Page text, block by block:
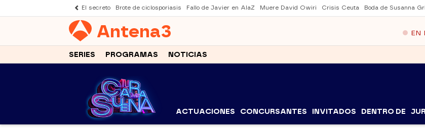
El secreto Brote de ciclosporiasis Fallo de Javier en AlaZ Muere David Owiri Crisis Ceuta Boda de Susanna
Antena3 EN
SERIES PROGRAMAS NOTICIAS
ACTUACIONES CONCURSANTES INVITADOS DENTRO DE